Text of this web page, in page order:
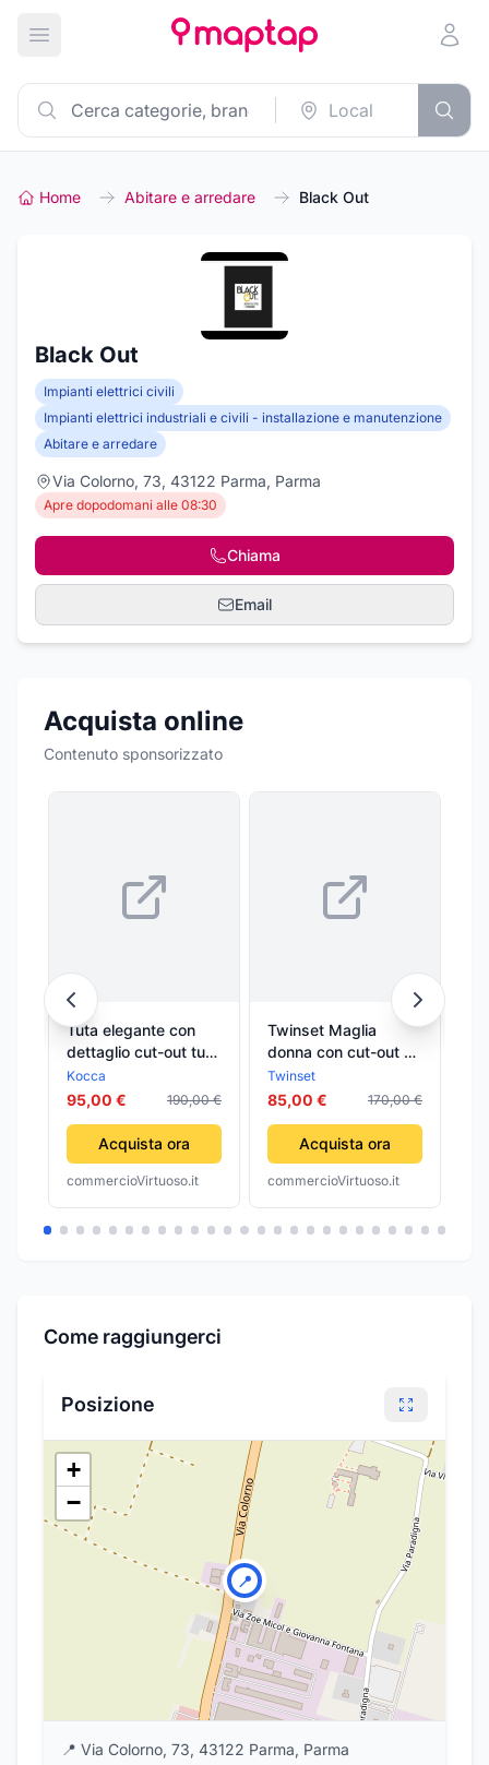
Apri menu principale
Home Abitare e arredare Black Out
Black Out
Impianti elettrici civili
Impianti elettrici industriali e civili - installazione e manutenzione
Abitare e arredare
Via Colorno, 73, 43122 Parma, Parma
Apre dopodomani alle 08:30
Chiama
Email
Acquista online
Contenuto sponsorizzato
Tuta elegante con
dettaglio cut-out tuta
desiderio
Kocca
95,00 € 190,00 €
Acquista ora
commercioVirtuoso.it
Twinset Maglia
donna con cut-out e
incrocio
Twinset
85,00 € 170,00 €
Acquista ora
commercioVirtuoso.it
Come raggiungerci
Posizione
📍
+
−
📍 Via Colorno, 73, 43122 Parma, Parma